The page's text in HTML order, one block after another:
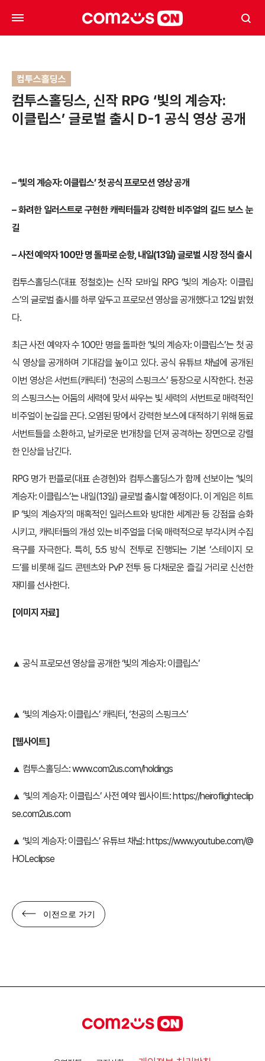
컴투스홀딩스
컴투스홀딩스, 신작 RPG ‘빛의 계승자:
이클립스’ 글로벌 출시 D-1 공식 영상 공개
– ‘빛의 계승자: 이클립스’ 첫 공식 프로모션 영상 공개
– 화려한 일러스트로 구현한 캐릭터들과 강력한 비주얼의 길드 보스 눈
길
– 사전 예약자 100만 명 돌파로 순항, 내일(13일) 글로벌 시장 정식 출시
컴투스홀딩스(대표 정철호)는 신작 모바일 RPG ‘빛의 계승자: 이클립
스’의 글로벌 출시를 하루 앞두고 프로모션 영상을 공개했다고 12일 밝혔
다.
최근 사전 예약자 수 100만 명을 돌파한 ‘빛의 계승자: 이클립스’는 첫 공
식 영상을 공개하며 기대감을 높이고 있다. 공식 유튜브 채널에 공개된
이번 영상은 서번트(캐릭터) ‘천공의 스핑크스’ 등장으로 시작한다. 천공
의 스핑크스는 어둠의 세력에 맞서 싸우는 빛 세력의 서번트로 매력적인
비주얼이 눈길을 끈다. 오염된 땅에서 강력한 보스에 대적하기 위해 동료
서번트들을 소환하고, 날카로운 번개창을 던져 공격하는 장면으로 강렬
한 인상을 남긴다.
RPG 명가 펀플로(대표 손경현)와 컴투스홀딩스가 함께 선보이는 ‘빛의
계승자: 이클립스’는 내일(13일) 글로벌 출시할 예정이다. 이 게임은 히트
IP ‘빛의 계승자’의 매혹적인 일러스트와 방대한 세계관 등 강점을 승화
시키고, 캐릭터들의 개성 있는 비주얼을 더욱 매력적으로 부각시켜 수집
욕구를 자극한다. 특히, 5:5 방식 전투로 진행되는 기본 ‘스테이지 모
드’를 비롯해 길드 콘텐츠와 PvP 전투 등 다채로운 즐길 거리로 신선한
재미를 선사한다.
[이미지 자료]
▲ 공식 프로모션 영상을 공개한 ‘빛의 계승자: 이클립스’
▲ ‘빛의 계승자: 이클립스’ 캐릭터, ‘천공의 스핑크스’
[웹사이트]
▲ 컴투스홀딩스:www.com2us.com/holdings
▲ ‘빛의 계승자: 이클립스’ 사전 예약 웹사이트:https://heiroflighteclip
se.com2us.com
▲ ‘빛의 계승자: 이클립스’ 유튜브 채널:https://www.youtube.com/@
HOLeclipse
이전으로 가기